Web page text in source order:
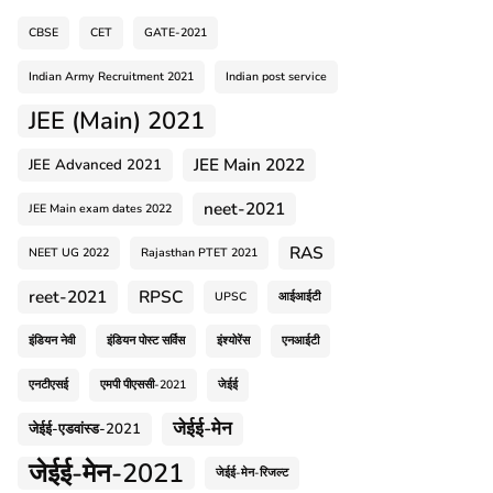
CBSE CET GATE-2021
Indian Army Recruitment 2021 Indian post service
JEE (Main) 2021
JEE Advanced 2021 JEE Main 2022
JEE Main exam dates 2022 neet-2021
NEET UG 2022 Rajasthan PTET 2021
RAS
reet-2021
RPSC UPSC आईआईटी
इंडियन नेवी इंडियन पोस्ट सर्विस इंश्योरेंस एनआईटी
एनटीएसई एमपी पीएससी-2021 जेईई
जेईई-एडवांस्ड-2021 जेईई-मेन
जेईई-मेन-2021 जेईई-मेन-रिजल्ट